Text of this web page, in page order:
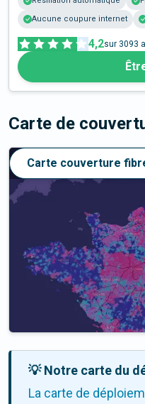
Aucune coupure internet
4,2sur 3093
Carte de
Carte couverture
💡 Notre carte du
La carte de